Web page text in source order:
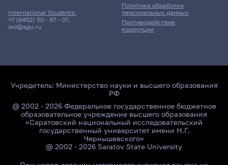
International Students:
+7 (8452) 50 - 87 - 07,
ied@sgu.ru
Политика обработки
персональных данных
Противодействие
коррупции
Учредитель: Министерство науки и высшего образования
РФ
@ 2002 - 2026 Федеральное государственное бюджетное
образовательное учреждение высшего образования
«Саратовский национальный исследовательский
государственный университет имени Н.Г.
Чернышевского»
@ 2002 - 2026 Saratov State University